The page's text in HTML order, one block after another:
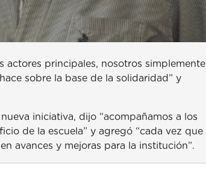
actores principales, nosotros simplemente
sobre la base de la solidaridad” y
iniciativa, dijo “acompañamos a los
de la escuela” y agregó “cada vez que
avances y mejoras para la institución”.